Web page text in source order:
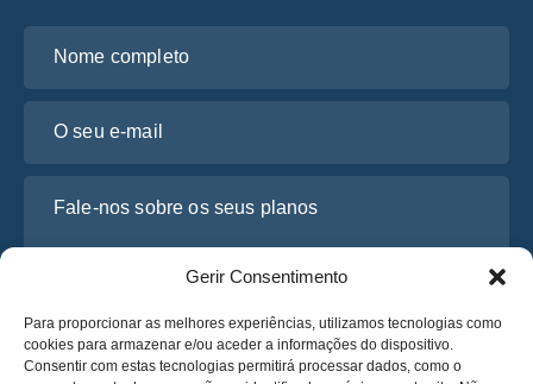
Gerir Consentimento
Para proporcionar as melhores experiências, utilizamos tecnologias como
cookies para armazenar e/ou aceder a informações do dispositivo.
Consentir com estas tecnologias permitirá processar dados, como o